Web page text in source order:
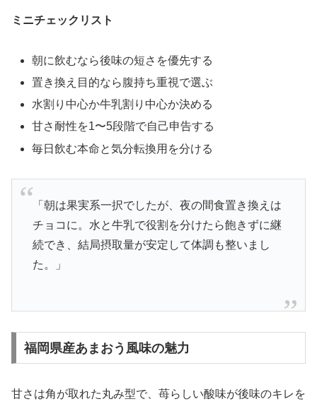
ミニチェックリスト
朝に飲むなら後味の短さを優先する
置き換え目的なら腹持ち重視で選ぶ
水割り中心か牛乳割り中心か決める
甘さ耐性を1〜5段階で自己申告する
毎日飲む本命と気分転換用を分ける
「朝は果実系一択でしたが、夜の間食置き換えは
チョコに。水と牛乳で役割を分けたら飽きずに継
続でき、結局摂取量が安定して体調も整いまし
た。」
福岡県産あまおう風味の魅力
甘さは角が取れた丸み型で、苺らしい酸味が後味のキレを